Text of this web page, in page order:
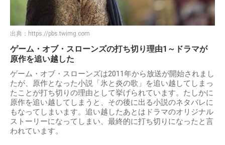
出典： https://pbs.twimg.com
ゲーム・オブ・スローンズの打ち切り理由1～ドラマが
原作を追い越した
ゲーム・オブ・スローンズは2011年から放送が開始されまし
たが、原作となった小説「氷と炎の歌」を追い越してしまっ
たことが打ち切りの理由として挙げられています。たしかに
原作を追い越してしまうと、その後に出る小説のネタバレに
もなってしまいます。追い越したあとはドラマのオリジナル
ストーリーになってしまい、最終的に打ち切りになったと言
われています。